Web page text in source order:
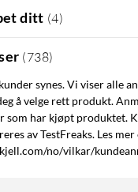
ditt (4)
(738)
synes. Vi viser alle
å velge rett produkt.
som har kjøpt produktet.
av TestFreaks. Les
no/vilkar/